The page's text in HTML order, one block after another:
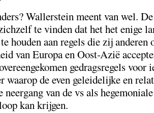
Wallerstein meent van wel.
te vinden dat het het enige
houden aan regels die zij anderen
van Europa en Oost-Azië
gedragsregels voor
waarop de even geleidelijke en
van de vs als
kan krijgen.